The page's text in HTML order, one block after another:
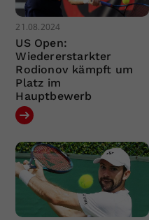
21.08.2024
US Open:
Wiedererstarkter
Rodionov kämpft um
Platz im
Hauptbewerb